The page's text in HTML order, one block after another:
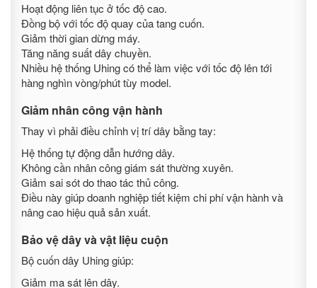
Hoạt động liên tục ở tốc độ cao.
Đồng bộ với tốc độ quay của tang cuốn.
Giảm thời gian dừng máy.
Tăng năng suất dây chuyền.
Nhiều hệ thống Uhing có thể làm việc với tốc độ lên tới
hàng nghìn vòng/phút tùy model.
Giảm nhân công vận hành
Thay vì phải điều chỉnh vị trí dây bằng tay:
Hệ thống tự động dẫn hướng dây.
Không cần nhân công giám sát thường xuyên.
Giảm sai sót do thao tác thủ công.
Điều này giúp doanh nghiệp tiết kiệm chi phí vận hành và
nâng cao hiệu quả sản xuất.
Bảo vệ dây và vật liệu cuộn
Bộ cuốn dây Uhing giúp:
Giảm ma sát lên dây.